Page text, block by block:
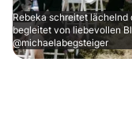
Rebeka schreitet lächelnd
begleitet von liebevollen
@michaelabegsteiger